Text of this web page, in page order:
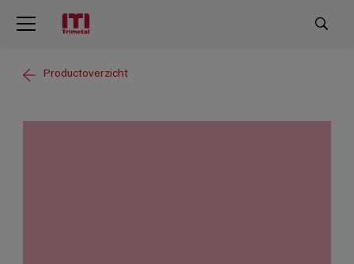
Productoverzicht